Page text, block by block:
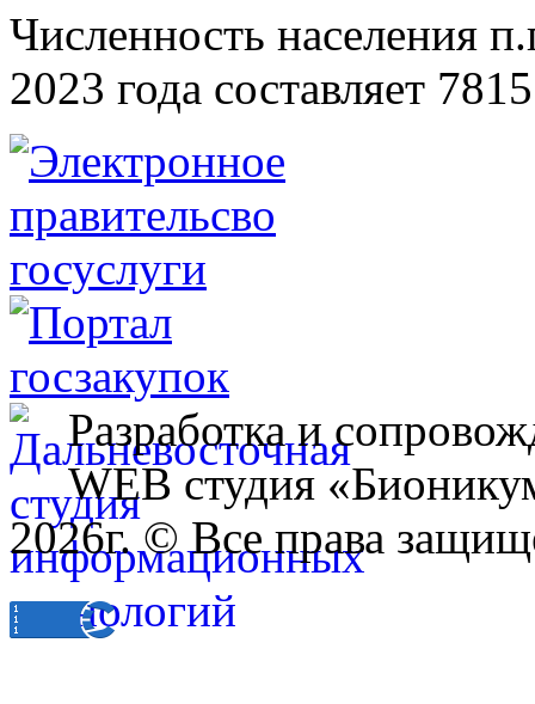
Численность населения
2023 года составляет
Разработка и
WEB студия
2026г. © Все права